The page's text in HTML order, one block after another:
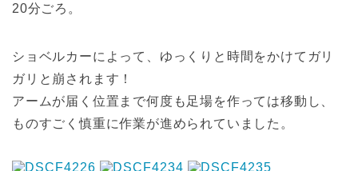
20分ごろ。
ショベルカーによって、ゆっくりと時間をかけてガリ
ガリと崩されます！
アームが届く位置まで何度も足場を作っては移動し、
ものすごく慎重に作業が進められていました。